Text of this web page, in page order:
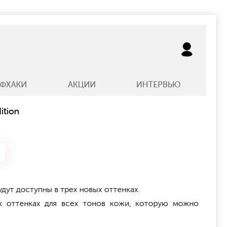
АКЦИИ ИНТЕРВЬЮ
доступны в трех новых оттенках.
оттенках для всех тонов кожи, которую можно